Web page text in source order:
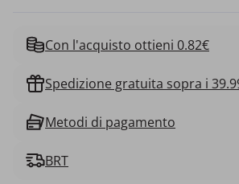
Con l'acquisto ottieni 0.82€
Spedizione gratuita sopra i
Metodi di pagamento
BRT